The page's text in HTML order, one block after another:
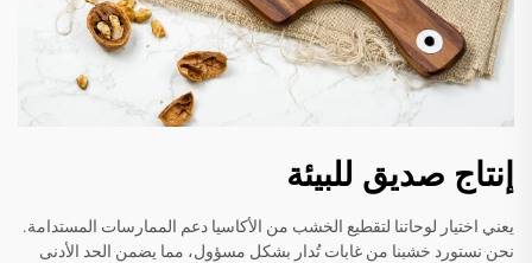
إنتاج صديق للبيئة
يعني اختيار لوحاتنا لتقطيع الخشب من الأكاسيا دعم الممارسات المستدامة.
نحن نستورد خشبنا من غابات تُدار بشكل مسؤول، مما يضمن الحد الأدنى